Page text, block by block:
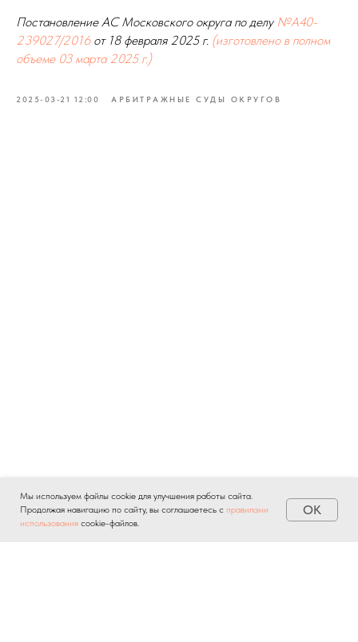
Мы используем файлы cookie для улучшения работы сайта.
Продолжая навигацию по сайту, вы соглашаетесь с правилами
использования cookie-файлов.
OK
Постановление АС Московского округа по делу №А40-
239027/2016от 18 февраля 2025 г. (изготовлено в полном
объеме 03 марта 2025 г.)
2025-03-21 12:00 АРБИТРАЖНЫЕ СУДЫ ОКРУГОВ